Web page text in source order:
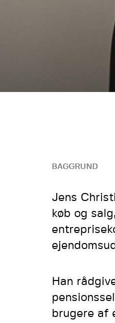
BAGGRUND
Jens
køb og
Han
brugere af